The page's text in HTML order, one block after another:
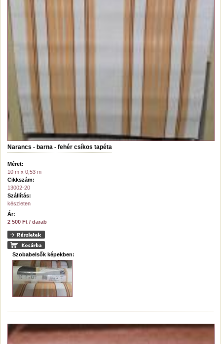
Narancs - barna - fehér csíkos tapéta
Méret:
10 m x 0,53 m
Cikkszám:
13002-20
Szállítás:
készleten
Ár:
2 500 Ft / darab
Szobabelsők képekben: